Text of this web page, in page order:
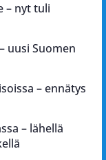
– nyt tuli
uusi Suomen
– ennätys
– lähellä